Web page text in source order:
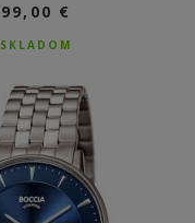
99,00 €
SKLADOM